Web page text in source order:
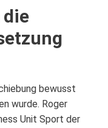
bewusst
wurde. Roger
Unit Sport der